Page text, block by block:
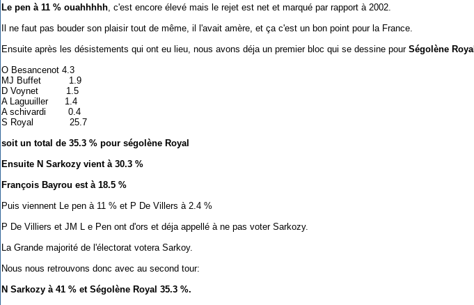
Le pen à 11 % ouahhhhh , c'est encore élevé mais le rejet est net et marqué par rapport à 2002.
Il ne faut pas bouder son plaisir tout de même, il l'avait amère, et ça c'est un bon point pour la France.
Ensuite après les désistements qui ont eu lieu, nous avons déja un premier bloc qui se dessine pour Ségolène Royal
O Besancenot 4.3
MJ Buffet 1.9
D Voynet 1.5
A Laguuiller 1.4
A schivardi 0.4
S Royal 25.7
soit un total de 35.3 % pour ségolène Royal
Ensuite N Sarkozy vient à 30.3 %
François Bayrou est à 18.5 %
Puis viennent Le pen à 11 % et P De Villers à 2.4 %
P De Villiers et JM L e Pen ont d'ors et déja appellé à ne pas voter Sarkozy.
La Grande majorité de l'électorat votera Sarkoy.
Nous nous retrouvons donc avec au second tour:
N Sarkozy à 41 % et Ségolène Royal 35.3 %.